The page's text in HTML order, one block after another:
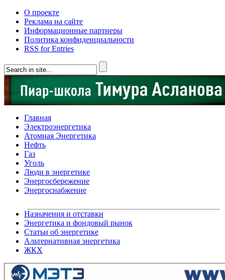
О проекте
Реклама на сайте
Информационные партнеры
Политика конфиденциальности
RSS for Entries
Главная
Электроэнергетика
Атомная Энергетика
Нефть
Газ
Уголь
Люди в энергетике
Энергосбережение
Энергоснабжение
Назначения и отставки
Энергетика и фондовый рынок
Статьи об энергетике
Альтернативная энергетика
ЖКХ